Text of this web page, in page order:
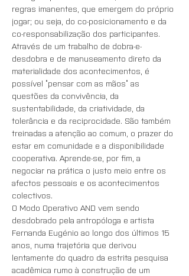
regras imanentes, que emergem do próprio
jogar; ou seja, do co-posicionamento e da
co-responsabilização dos participantes.
Através de um trabalho de dobra-e-
desdobra e de manuseamento direto da
materialidade dos acontecimentos, é
possível “pensar com as mãos” as
questões da convivência, da
sustentabilidade, da criatividade, da
tolerância e da reciprocidade. São também
treinadas a atenção ao comum, o prazer do
estar em comunidade e a disponibilidade
cooperativa. Aprende-se, por fim, a
negociar na prática o justo meio entre os
afectos pessoais e os acontecimentos
colectivos.
O Modo Operativo AND vem sendo
desdobrado pela antropóloga e artista
Fernanda Eugénio ao longo dos últimos 15
anos, numa trajetória que derivou
lentamente do quadro da estrita pesquisa
acadêmica rumo à construção de um